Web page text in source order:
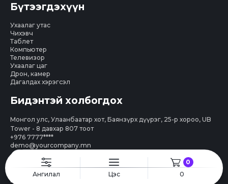
Ангилал Цэс
0
0
Бүтээгдэхүүн
Ухаалаг утас
Чихэвч
Таблет
Компьютер
Телевизор
Ухаалаг цаг
Дрон, камер
Дагалдах хэрэгсэл
Бидэнтэй холбогдох
Монгол улс, Улаанбаатар хот, Баянзүрх дүүрэг, 25-р хороо, UB
Tower - 8 давхар 807 тоот
+976 7777****
demo@yourcompany.mn
Бүх эрх хуулиар хамгаалагдсан © 2025. "Грийнсофт" ХХК